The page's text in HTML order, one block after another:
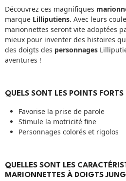
Découvrez ces magnifiques
marque Lilliputiens. Avec leurs
marionnettes seront vite adoptées
mieux pour inventer des histoires
des doigts des personnages
aventures !
QUELS SONT LES POINTS FORTS
Favorise la prise de parole
Stimule la motricité fine
Personnages colorés et rigolos
QUELLES SONT LES
MARIONNETTES À DOIGTS